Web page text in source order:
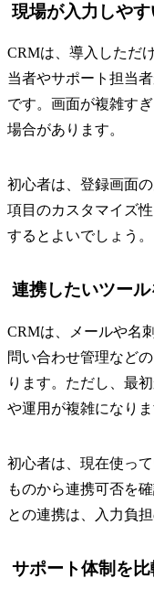
現場が入力しや
CRMは、導入しただ
当者やサポート担当
です。画面が複雑す
場合があります。
初心者は、登録画面
項目のカスタマイズ
するとよいでしょう。
連携したいツー
CRMは、メールや名
問い合わせ管理など
ります。ただし、最
や運用が複雑になりま
初心者は、現在使っ
ものから連携可否を
との連携は、入力負
サポート体制を比